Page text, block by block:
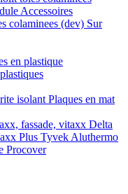
Accessoires
colaminees (dev) Sur
en plastique
isolant Plaques en mat
fassade, vitaxx Delta
Plus Tyvek Aluthermo
Procover